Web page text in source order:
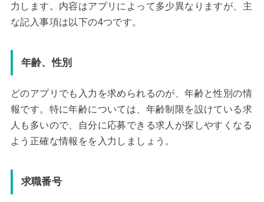
力します。内容はアプリによって多少異なりますが、主
な記入事項は以下の4つです。
年齢、性別
どのアプリでも入力を求められるのが、年齢と性別の情
報です。特に年齢については、年齢制限を設けている求
人も多いので、自分に応募できる求人が探しやすくなる
よう正確な情報をを入力しましょう。
求職番号